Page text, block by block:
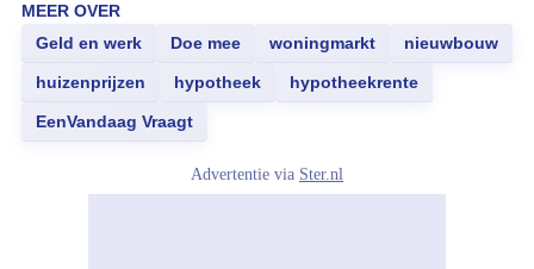
MEER OVER
Geld en werk
Doe mee woningmarkt nieuwbouw
huizenprijzen hypotheek hypotheekrente
EenVandaag Vraagt
Advertentie via Ster.nl